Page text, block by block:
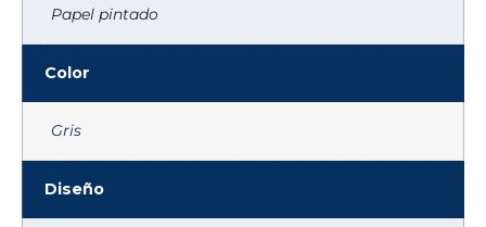
Papel pintado
Color
Gris
Diseño